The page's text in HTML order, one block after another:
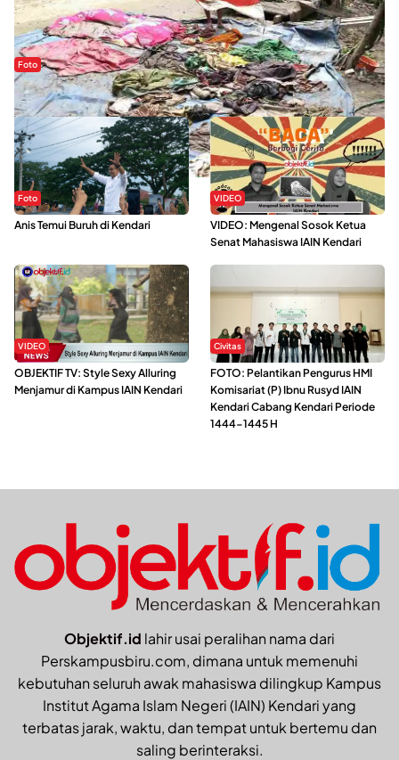
Foto
Sejak Banjir Bandang, Warga Butuhkan Air Bersih
Foto
Anis Temui Buruh di Kendari
VIDEO
VIDEO: Mengenal Sosok Ketua
Senat Mahasiswa IAIN Kendari
VIDEO
OBJEKTIF TV: Style Sexy Alluring
Menjamur di Kampus IAIN Kendari
Civitas
FOTO: Pelantikan Pengurus HMI
Komisariat (P) Ibnu Rusyd IAIN
Kendari Cabang Kendari Periode
1444-1445 H
Objektif.id lahir usai peralihan nama dari
Perskampusbiru.com, dimana untuk memenuhi
kebutuhan seluruh awak mahasiswa dilingkup Kampus
Institut Agama Islam Negeri (IAIN) Kendari yang
terbatas jarak, waktu, dan tempat untuk bertemu dan
saling berinteraksi.